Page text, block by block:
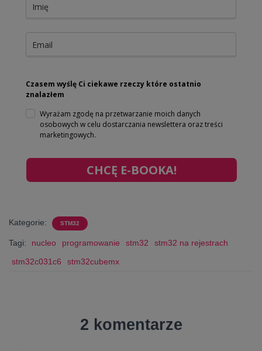
Czasem wyślę Ci ciekawe rzeczy które ostatnio
znalazłem
Wyrażam zgodę na przetwarzanie moich danych
osobowych w celu dostarczania newslettera oraz treści
marketingowych.
CHCĘ E-BOOKA!
Kategorie: STM32
Tagi: nucleo programowanie stm32
stm32 na rejestrach
stm32c031c6
stm32cubemx
2 komentarze